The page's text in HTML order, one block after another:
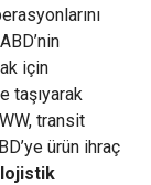
için
taşıyarak
transit
ürün ihraç